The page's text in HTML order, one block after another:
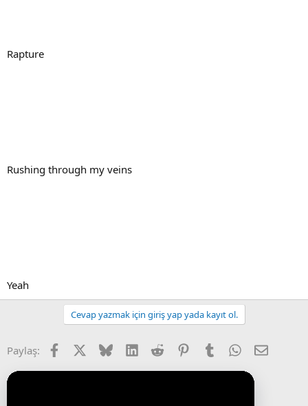
Rapture
Rushing through my veins
Yeah
Cevap yazmak için giriş yap yada kayıt ol.
Paylaş: FacebookX (Twitter)
BlueskyLinkedInReddit PinterestTumblr WhatsApp
E-posta